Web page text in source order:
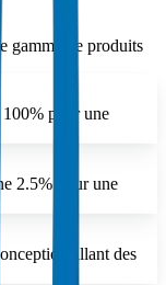
gamme de produits
pour une
2.5% pour une
allant des